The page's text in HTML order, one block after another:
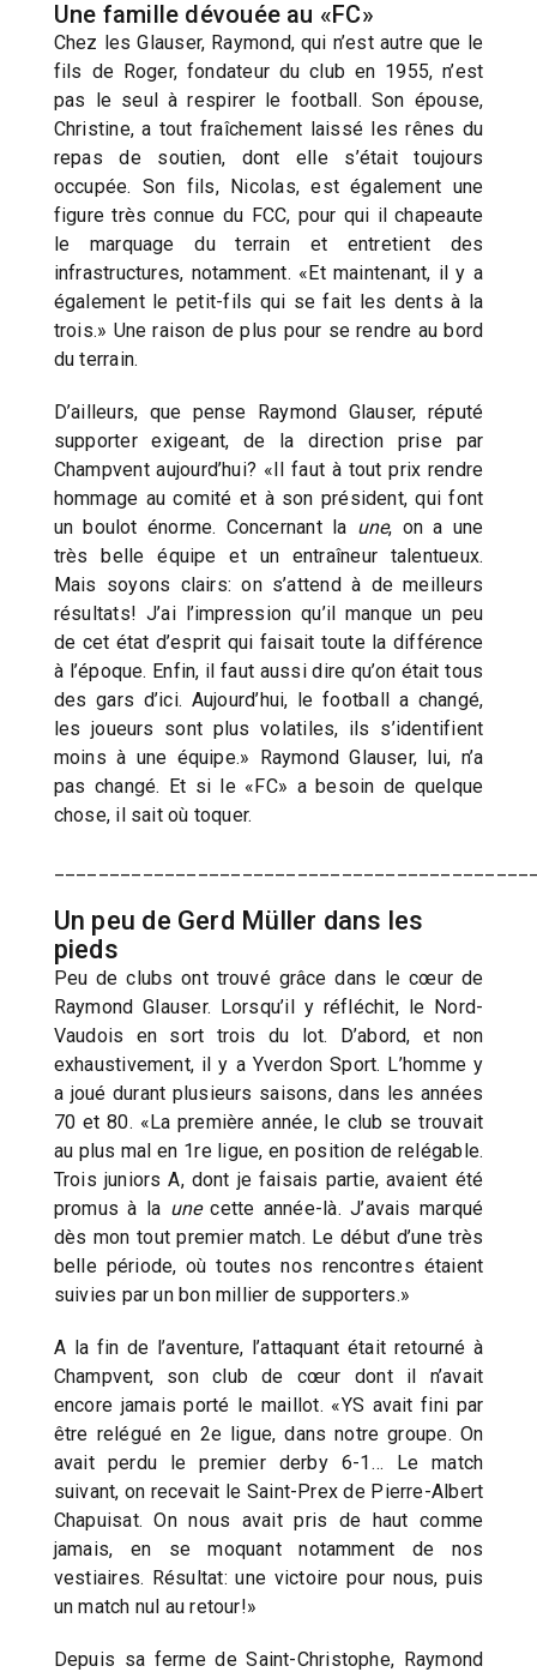
Une famille dévouée au «FC»
Chez les Glauser, Raymond, qui n’est autre que le
fils de Roger, fondateur du club en 1955, n’est
pas le seul à respirer le football. Son épouse,
Christine, a tout fraîchement laissé les rênes du
repas de soutien, dont elle s’était toujours
occupée. Son fils, Nicolas, est également une
figure très connue du FCC, pour qui il chapeaute
le marquage du terrain et entretient des
infrastructures, notamment. «Et maintenant, il y a
également le petit-fils qui se fait les dents à la
trois.» Une raison de plus pour se rendre au bord
du terrain.
D’ailleurs, que pense Raymond Glauser, réputé
supporter exigeant, de la direction prise par
Champvent aujourd’hui? «Il faut à tout prix rendre
hommage au comité et à son président, qui font
un boulot énorme. Concernant la une, on a une
très belle équipe et un entraîneur talentueux.
Mais soyons clairs: on s’attend à de meilleurs
résultats! J’ai l’impression qu’il manque un peu
de cet état d’esprit qui faisait toute la différence
à l’époque. Enfin, il faut aussi dire qu’on était tous
des gars d’ici. Aujourd’hui, le football a changé,
les joueurs sont plus volatiles, ils s’identifient
moins à une équipe.» Raymond Glauser, lui, n’a
pas changé. Et si le «FC» a besoin de quelque
chose, il sait où toquer.
Un peu de Gerd Müller dans les
pieds
Peu de clubs ont trouvé grâce dans le cœur de
Raymond Glauser. Lorsqu’il y réfléchit, le Nord-
Vaudois en sort trois du lot. D’abord, et non
exhaustivement, il y a Yverdon Sport. L’homme y
a joué durant plusieurs saisons, dans les années
70 et 80. «La première année, le club se trouvait
au plus mal en 1re ligue, en position de relégable.
Trois juniors A, dont je faisais partie, avaient été
promus à la unecette année-là. J’avais marqué
dès mon tout premier match. Le début d’une très
belle période, où toutes nos rencontres étaient
suivies par un bon millier de supporters.»
A la fin de l’aventure, l’attaquant était retourné à
Champvent, son club de cœur dont il n’avait
encore jamais porté le maillot. «YS avait fini par
être relégué en 2e ligue, dans notre groupe. On
avait perdu le premier derby 6-1… Le match
suivant, on recevait le Saint-Prex de Pierre-Albert
Chapuisat. On nous avait pris de haut comme
jamais, en se moquant notamment de nos
vestiaires. Résultat: une victoire pour nous, puis
un match nul au retour!»
Depuis sa ferme de Saint-Christophe, Raymond